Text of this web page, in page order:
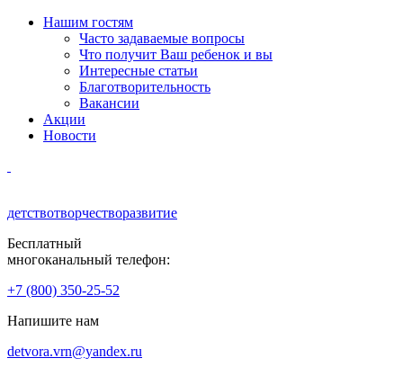
Нашим гостям
Часто задаваемые вопросы
Что получит Ваш ребенок и вы
Интересные статьи
Благотворительность
Вакансии
Акции
Новости
детствотворчестворазвитие
Бесплатный
многоканальный телефон:
+7 (800) 350-25-52
Напишите нам
detvora.vrn@yandex.ru